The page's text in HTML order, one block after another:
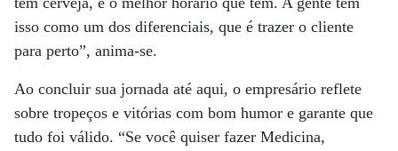
isso como um dos diferenciais, que é trazer o cliente
para perto”, anima-se.
Ao concluir sua jornada até aqui, o empresário reflete
sobre tropeços e vitórias com bom humor e garante que
tudo foi válido. “Se você quiser fazer Medicina,